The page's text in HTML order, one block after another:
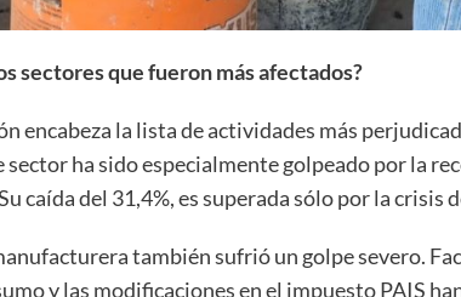
sectores que fueron más afectados?
encabeza la lista de actividades más
sector ha sido especialmente golpeado por la
caída del 31,4%, es superada sólo por la crisis
también sufrió un golpe severo.
y las modificaciones en el impuesto PAIS